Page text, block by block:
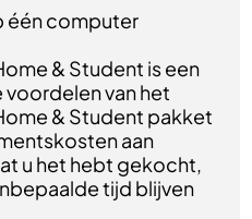
één computer
& Student is een
van het
& Student pakket
aan
u het hebt gekocht,
tijd blijven